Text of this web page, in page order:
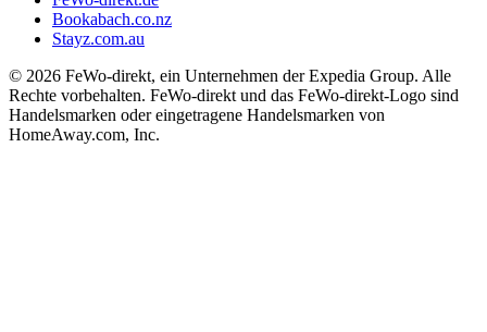
Bookabach.co.nz
Stayz.com.au
© 2026 FeWo-direkt, ein Unternehmen der Expedia Group. Alle
Rechte vorbehalten. FeWo-direkt und das FeWo-direkt-Logo sind
Handelsmarken oder eingetragene Handelsmarken von
HomeAway.com, Inc.